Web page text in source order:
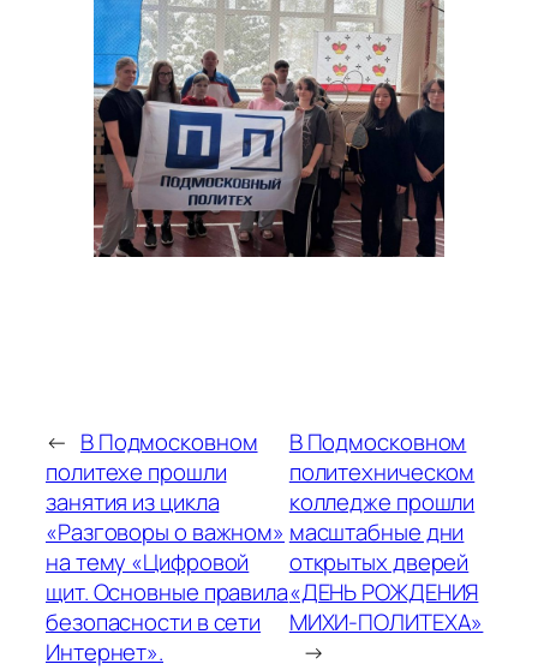
← В Подмосковном
политехе прошли
занятия из цикла
«Разговоры о важном»
на тему «Цифровой
щит. Основные правила
безопасности в сети
Интернет».
В Подмосковном
политехническом
колледже прошли
масштабные дни
открытых дверей
«ДЕНЬ РОЖДЕНИЯ
МИХИ-ПОЛИТЕХА»
→